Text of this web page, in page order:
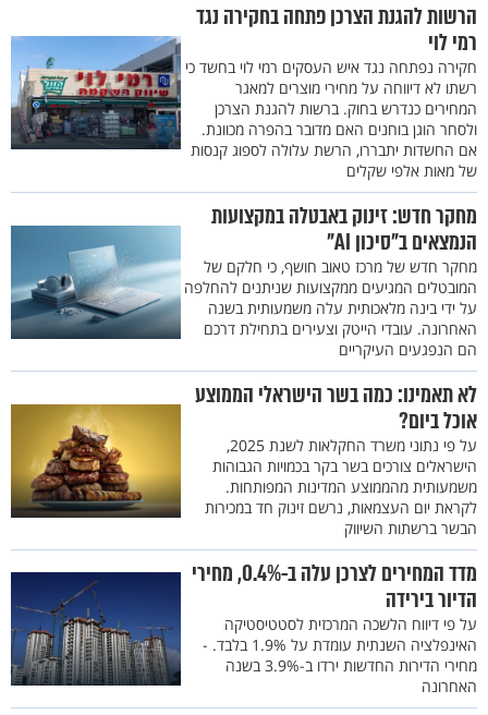
הרשות להגנת הצרכן פתחה בחקירה נגד
רמי לוי
חקירה נפתחה נגד איש העסקים רמי לוי בחשד כי
רשתו לא דיווחה על מחירי מוצרים למאגר
המחירים כנדרש בחוק. ברשות להגנת הצרכן
ולסחר הוגן בוחנים האם מדובר בהפרה מכוונת.
אם החשדות יתבררו, הרשת עלולה לספוג קנסות
של מאות אלפי שקלים
מחקר חדש: זינוק באבטלה במקצועות
הנמצאים ב"סיכון AI"
מחקר חדש של מרכז טאוב חושף, כי חלקם של
המובטלים המגיעים ממקצועות שניתנים להחלפה
על ידי בינה מלאכותית עלה משמעותית בשנה
האחרונה. עובדי הייטק וצעירים בתחילת דרכם
הם הנפגעים העיקריים
לא תאמינו: כמה בשר הישראלי הממוצע
אוכל ביום?
על פי נתוני משרד החקלאות לשנת 2025,
הישראלים צורכים בשר בקר בכמויות הגבוהות
משמעותית מהממוצע המדינות המפותחות.
לקראת יום העצמאות, נרשם זינוק חד במכירות
הבשר ברשתות השיווק
מדד המחירים לצרכן עלה ב-0.4%, מחירי
הדיור בירידה
על פי דיווח הלשכה המרכזית לסטטיסטיקה
האינפלציה השנתית עומדת על 1.9% בלבד. -
מחירי הדירות החדשות ירדו ב-3.9% בשנה
האחרונה